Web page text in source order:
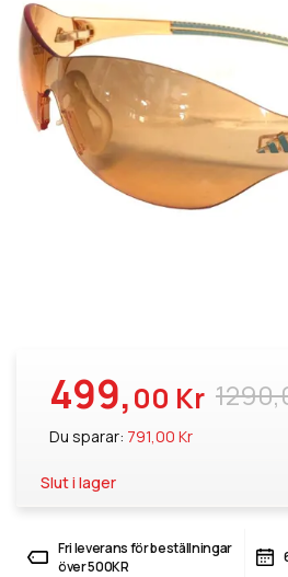
499,00 Kr
Du sparar: 791,00 Kr
Slut i lager
Fri leverans för beställningar
över 500KR